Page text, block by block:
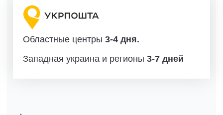
Областные центры 3-4 дня.
Западная украина и регионы 3-7 дней